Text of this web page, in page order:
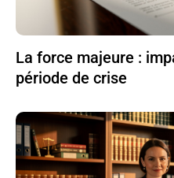
La force majeure :
période de crise